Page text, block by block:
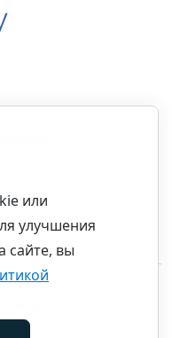
защищены.
или
улучшения
сайте, вы